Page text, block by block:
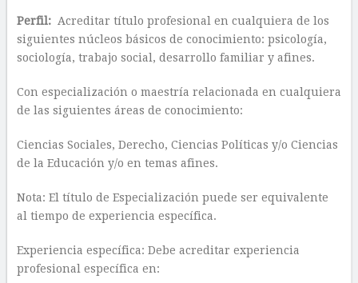
Perfil: Acreditar título profesional en cualquiera de los
siguientes núcleos básicos de conocimiento: psicología,
sociología, trabajo social, desarrollo familiar y afines.
Con especialización o maestría relacionada en cualquiera
de las siguientes áreas de conocimiento:
Ciencias Sociales, Derecho, Ciencias Políticas y/o Ciencias
de la Educación y/o en temas afines.
Nota: El título de Especialización puede ser equivalente
al tiempo de experiencia específica.
Experiencia específica: Debe acreditar experiencia
profesional específica en: